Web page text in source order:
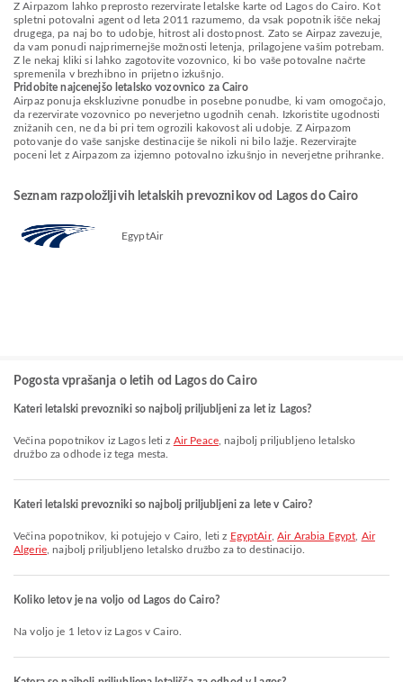
Z Airpazom lahko preprosto rezervirate letalske karte od Lagos do Cairo. Kot
spletni potovalni agent od leta 2011 razumemo, da vsak popotnik išče nekaj
drugega, pa naj bo to udobje, hitrost ali dostopnost. Zato se Airpaz zavezuje,
da vam ponudi najprimernejše možnosti letenja, prilagojene vašim potrebam.
Z le nekaj kliki si lahko zagotovite vozovnico, ki bo vaše potovalne načrte
spremenila v brezhibno in prijetno izkušnjo.
Pridobite najcenejšo letalsko vozovnico za Cairo
Airpaz ponuja ekskluzivne ponudbe in posebne ponudbe, ki vam omogočajo,
da rezervirate vozovnico po neverjetno ugodnih cenah. Izkoristite ugodnosti
znižanih cen, ne da bi pri tem ogrozili kakovost ali udobje. Z Airpazom
potovanje do vaše sanjske destinacije še nikoli ni bilo lažje. Rezervirajte
poceni let z Airpazom za izjemno potovalno izkušnjo in neverjetne prihranke.
Seznam razpoložljivih letalskih prevoznikov od Lagos do Cairo
EgyptAir
Pogosta vprašanja o letih od Lagos do Cairo
Kateri letalski prevozniki so najbolj priljubljeni za let iz Lagos?
Večina popotnikov iz Lagos leti z Air Peace , najbolj priljubljeno letalsko
družbo za odhode iz tega mesta.
Kateri letalski prevozniki so najbolj priljubljeni za lete v Cairo?
Večina popotnikov, ki potujejo v Cairo, leti z EgyptAir, Air Arabia Egypt Air
Algerie, najbolj priljubljeno letalsko družbo za to destinacijo.
Koliko letov je na voljo od Lagos do Cairo?
Na voljo je 1 letov iz Lagos v Cairo.